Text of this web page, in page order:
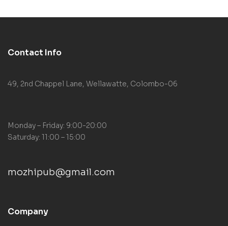
Contact Info
49, 2nd Chappel Lane, Wellawatte, Colombo-06
Monday – Friday: 9:00-20:00
Saturday: 11:00 – 15:00
mozhipub@gmail.com
Company